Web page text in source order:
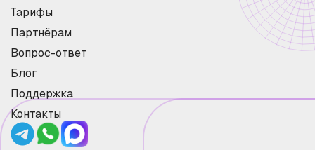
Тарифы
Партнёрам
Вопрос-ответ
Блог
Поддержка
Контакты